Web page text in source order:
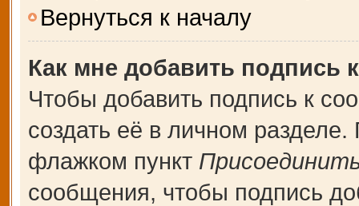
Вернуться к началу
Как мне добавить подпись
Чтобы добавить подпись к
создать её в личном
флажком пункт
сообщения, чтобы подпись